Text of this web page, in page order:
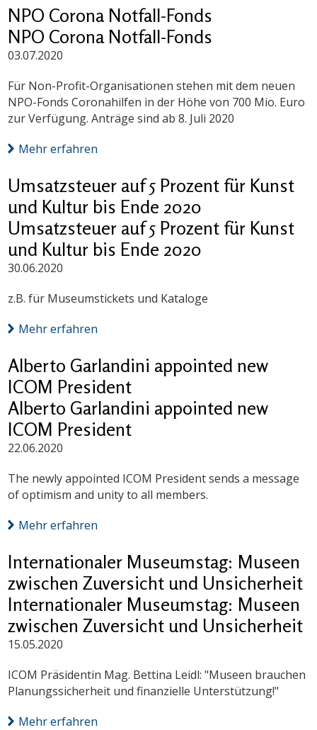
NPO Corona Notfall-Fonds
NPO Corona Notfall-Fonds
03.07.2020
Für Non-Profit-Organisationen stehen mit dem neuen
NPO-Fonds Coronahilfen in der Höhe von 700 Mio. Euro
zur Verfügung. Anträge sind ab 8. Juli 2020
Mehr erfahren
Umsatzsteuer auf 5 Prozent für Kunst
und Kultur bis Ende 2020
Umsatzsteuer auf 5 Prozent für Kunst
und Kultur bis Ende 2020
30.06.2020
z.B. für Museumstickets und Kataloge
Mehr erfahren
Alberto Garlandini appointed new
ICOM President
Alberto Garlandini appointed new
ICOM President
22.06.2020
The newly appointed ICOM President sends a message
of optimism and unity to all members.
Mehr erfahren
Internationaler Museumstag: Museen
zwischen Zuversicht und Unsicherheit
Internationaler Museumstag: Museen
zwischen Zuversicht und Unsicherheit
15.05.2020
ICOM Präsidentin Mag. Bettina Leidl: "Museen brauchen
Planungssicherheit und finanzielle Unterstützung!"
Mehr erfahren